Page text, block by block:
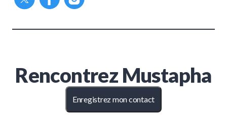
Rencontrez Mustapha
Enregistrez mon contact